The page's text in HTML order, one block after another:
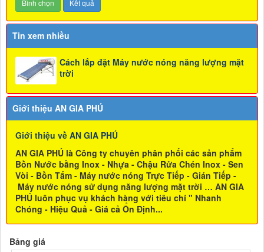
Tin xem nhiều
Cách lắp đặt Máy nước nóng năng lượng mặt
trời
Giới thiệu AN GIA PHÚ
Giới thiệu về AN GIA PHÚ
AN GIA PHÚ là Công ty chuyên phân phối các sản phẩm
Bồn Nước bằng Inox - Nhựa - Chậu Rửa Chén Inox - Sen
Vòi - Bồn Tắm - Máy nước nóng Trực Tiếp - Gián Tiếp -
Máy nước nóng sử dụng năng lượng mặt trời … AN GIA
PHÚ luôn phục vụ khách hàng với tiêu chí " Nhanh
Chóng - Hiệu Quả - Giá cả Ổn Định...
Bảng giá